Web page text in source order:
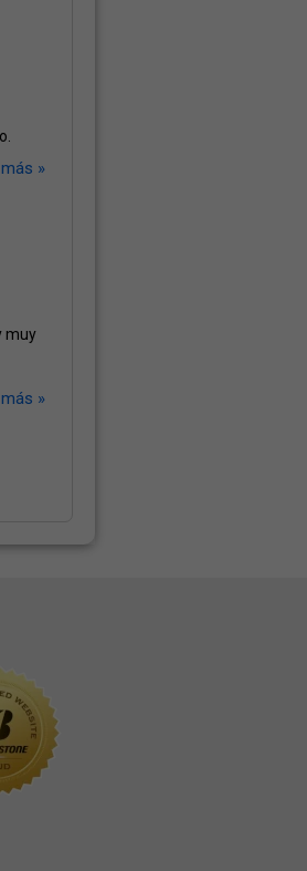
más »
muy
más »